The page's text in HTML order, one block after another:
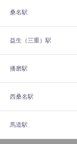
桑名駅
益生（三重）駅
播磨駅
西桑名駅
馬道駅